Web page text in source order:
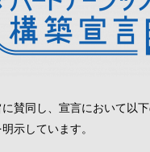
賛同し、宣言において以
示しています。